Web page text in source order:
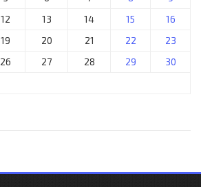
12 13 14 15
16
19 20 21 22
23
26 27 28 29
30